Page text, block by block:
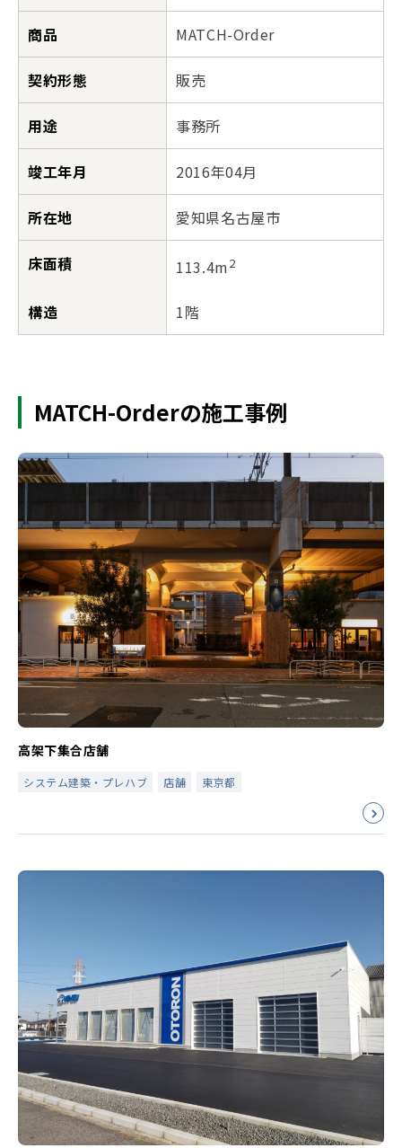
商品 MATCH-Order
契約形態 販売
用途 事務所
竣工年月 2016年04月
所在地 愛知県名古屋市
床面積 113.4m2
構造 1階
MATCH-Orderの施工事例
高架下集合店舗
システム建築・プレハブ 店舗 東京都